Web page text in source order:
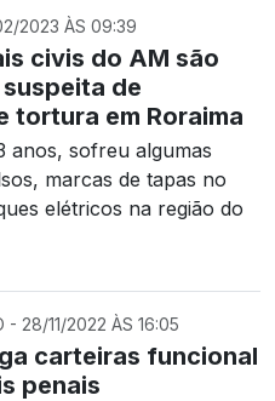
2023 ÀS 09:39
civis do AM são
de
tortura em Roraima
anos, sofreu algumas
marcas de tapas no
elétricos na região do
- 28/11/2022 ÀS 16:05
carteiras funcional
penais